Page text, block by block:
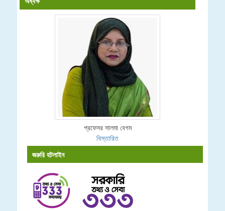
প্রফেসর সালমা বেগম
বিস্তারিত
জরুরি হটলাইন